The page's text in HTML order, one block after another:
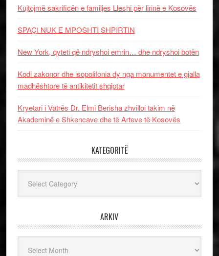
Kujtojmë sakrificën e familjes Lleshi për lirinë e Kosovës
SPAÇI NUK E MPOSHTI SHPIRTIN
New York, qyteti që ndryshoi emrin… dhe ndryshoi botën
Kodi zakonor dhe isopolifonia dy nga monumentet e gjalla
madhështore të antikitetit shqiptar
Kryetari i Vatrës Dr. Elmi Berisha zhvilloi takim në
Akademinë e Shkencave dhe të Arteve të Kosovës
KATEGORITË
ARKIV